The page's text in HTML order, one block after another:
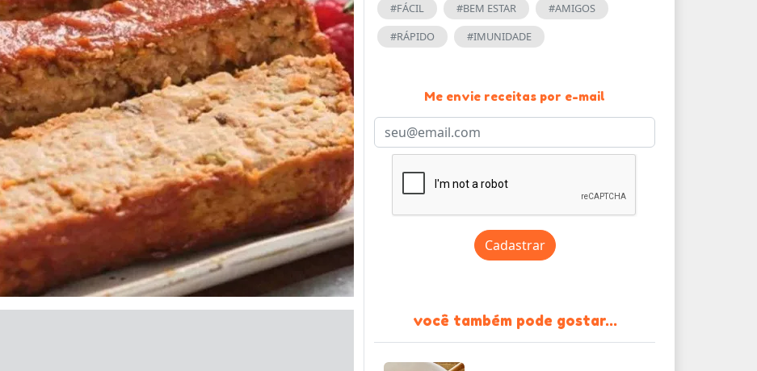
#FÁCIL
#BEM ESTAR
#AMIGOS
#RÁPIDO
#IMUNIDADE
Me envie receitas por e-mail
Cadastrar
você também pode gostar...